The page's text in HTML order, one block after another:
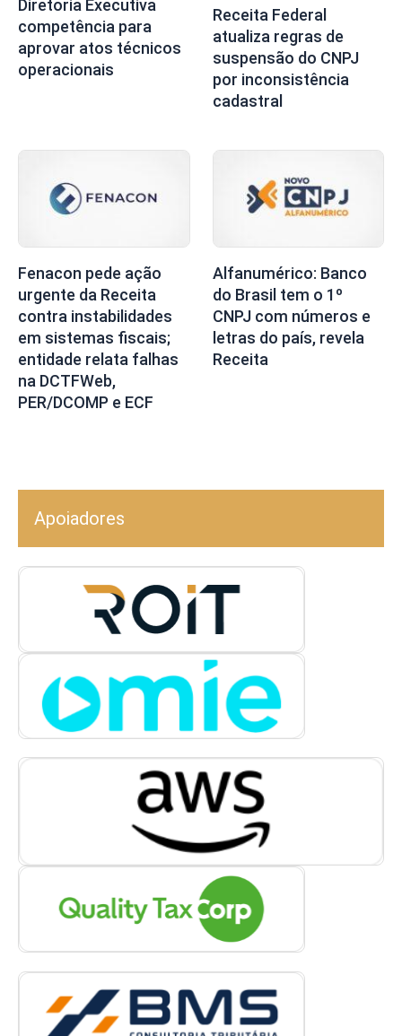
Diretoria Executiva
competência para
aprovar atos técnicos
operacionais
Receita Federal
atualiza regras de
suspensão do CNPJ
por inconsistência
cadastral
Fenacon pede ação
urgente da Receita
contra instabilidades
em sistemas fiscais;
entidade relata falhas
na DCTFWeb,
PER/DCOMP e ECF
Alfanumérico: Banco
do Brasil tem o 1º
CNPJ com números e
letras do país, revela
Receita
Apoiadores